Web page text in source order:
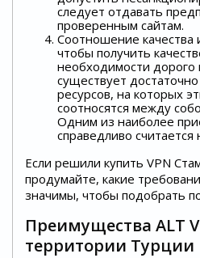
следует отдавать
проверенным сайтам.
Соотношение качества
чтобы получить
необходимости дорого
существует
ресурсов, на которых
соотносятся между
Одним из наиболее
справедливо
Если решили купить VPN
продумайте, какие
значимы, чтобы подобрать
Преимущества ALT
территории Турции